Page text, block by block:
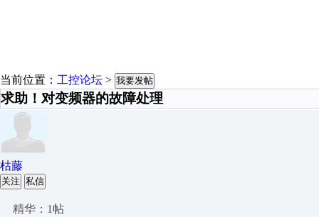
当前位置： 工控论坛 > 我要发帖
求助！对变频器的故障处理
枯藤
关注 私信
精华：1帖